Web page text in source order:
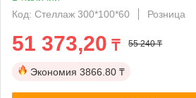
Код: Стеллаж 300*100*60
Розница
51 373,20 ₸ 55 240 ₸
Экономия 3866.80 ₸